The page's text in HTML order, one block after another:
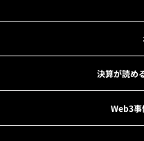
決算が読め
Web3事